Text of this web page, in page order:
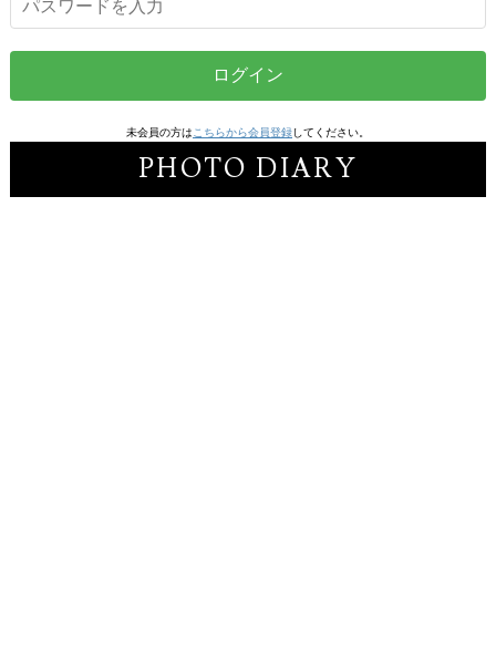
ログイン
未会員の方は こちらから会員登録してください。
PHOTO DIARY